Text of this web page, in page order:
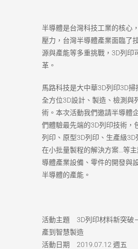
半導體是台灣科技工業的核心
壓力，台灣半導體產業面臨了
源與產能等多重挑戰，3D列印
革。
馬路科技是大中華3D列印3D
全方位3D設計、製造、檢測與
術。本次活動我們邀請半導體
們體驗最先端的3D列印技術，
列印、原型3D列印、生產級3D
在小批量製程的解決方案…等
導體產業設備、零件的開發與
半導體的產能。
活動主題 3D列印材料新突破
產到智慧製造
活動日期 2019.07.12 週五